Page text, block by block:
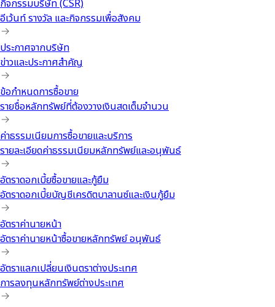
กิจกรรมบริษัท (CSR)
อีเว้นท์ รางวัล และกิจกรรมเพื่อสังคม
ประกาศจากบริษัท
ข่าวและประกาศสำคัญ
ข้อกำหนดการซื้อขาย
รายชื่อหลักทรัพย์ที่ต้องวางเงินสดเต็มจำนวน
ค่าธรรมเนียมการซื้อขายและบริการ
รายละเอียดค่าธรรมเนียมหลักทรัพย์และอนุพันธ์
อัตราดอกเบี้ยซื้อขายและกู้ยืม
อัตราดอกเบี้ยบัญชีเครดิตบาลานซ์และเงินกู้ยืม
อัตราค่านายหน้า
อัตราค่านายหน้าซื้อขายหลักทรัพย์ อนุพันธ์
อัตราแลกเปลี่ยนเงินตราต่างประเทศ
การลงทุนหลักทรัพย์ต่างประเทศ